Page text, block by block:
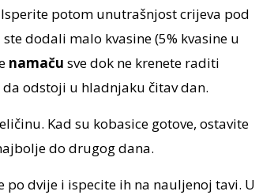
potom unutrašnjost crijeva pod
dodali malo kvasine (5% kvasine u
namaču sve dok ne krenete raditi
odstoji u hladnjaku čitav dan.
Kad su kobasice gotove, ostavite
do drugog dana.
po dvije i ispecite ih na nauljenoj tavi. U